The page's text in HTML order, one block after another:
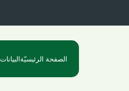
الصفحة الرئيسيّةالبيانات